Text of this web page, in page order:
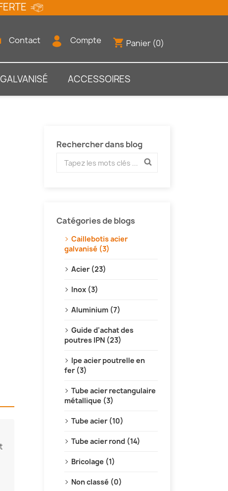
Contact Compte shopping_cart Panier (0)
ACCESSOIRES
Rechercher dans blog
Catégories de blogs
Caillebotis acier
galvanisé (3)
Acier (23)
Inox (3)
Aluminium (7)
Guide d'achat des
poutres IPN (23)
Ipe acier poutrelle en
fer (3)
Tube acier rectangulaire
métallique (3)
Tube acier (10)
Tube acier rond (14)
Bricolage (1)
Non classé (0)